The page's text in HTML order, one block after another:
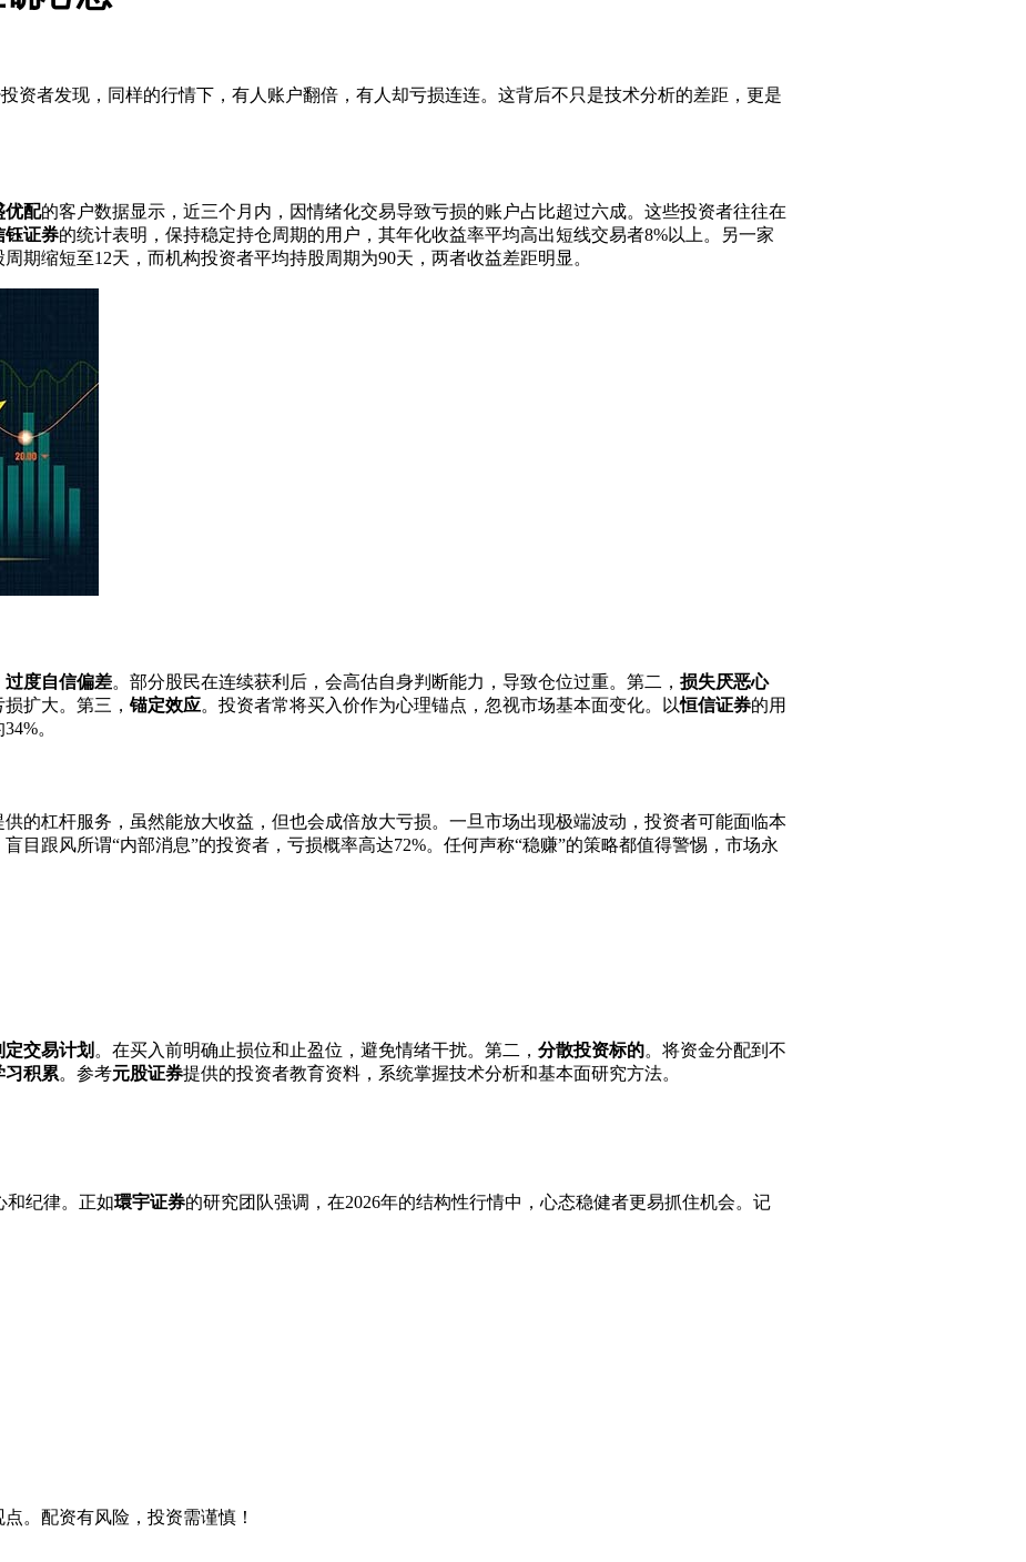
资者发现，同样的行情下，有人账户翻倍，有人却亏损连连。这背后不只是技术分析的差距，更是
优配的客户数据显示，近三个月内，因情绪化交易导致亏损的账户占比超过六成。这些投资者往往在
钰证券的统计表明，保持稳定持仓周期的用户，其年化收益率平均高出短线交易者8%以上。另一家
期缩短至12天，而机构投资者平均持股周期为90天，两者收益差距明显。
过度自信偏差。部分股民在连续获利后，会高估自身判断能力，导致仓位过重。第二， 损失厌恶心
扩大。第三， 锚定效应。投资者常将买入价作为心理锚点，忽视市场基本面变化。以恒信证券的用
。
供的杠杆服务，虽然能放大收益，但也会成倍放大亏损。一旦市场出现极端波动，投资者可能面临本
目跟风所谓“内部消息”的投资者，亏损概率高达72%。任何声称“稳赚”的策略都值得警惕，市场永
定交易计划 。在买入前明确止损位和止盈位，避免情绪干扰。第二， 分散投资标的。将资金分配到不
习积累。参考元股证券提供的投资者教育资料，系统掌握技术分析和基本面研究方法。
和纪律。正如環宇证券的研究团队强调，在2026年的结构性行情中，心态稳健者更易抓住机会。记
。配资有风险，投资需谨慎！